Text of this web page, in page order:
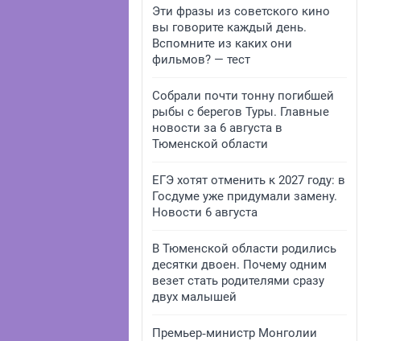
Эти фразы из советского кино
вы говорите каждый день.
Вспомните из каких они
фильмов? — тест
Собрали почти тонну погибшей
рыбы с берегов Туры. Главные
новости за 6 августа в
Тюменской области
ЕГЭ хотят отменить к 2027 году: в
Госдуме уже придумали замену.
Новости 6 августа
В Тюменской области родились
десятки двоен. Почему одним
везет стать родителями сразу
двух малышей
Премьер‑министр Монголии